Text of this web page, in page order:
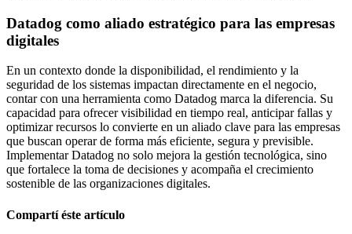
Datadog como aliado estratégico para las empresas
digitales
En un contexto donde la disponibilidad, el rendimiento y la
seguridad de los sistemas impactan directamente en el negocio,
contar con una herramienta como Datadog marca la diferencia. Su
capacidad para ofrecer visibilidad en tiempo real, anticipar fallas y
optimizar recursos lo convierte en un aliado clave para las empresas
que buscan operar de forma más eficiente, segura y previsible.
ImplementarDatadog no solo mejora la gestión tecnológica, sino
que fortalece la toma de decisiones y acompaña el crecimiento
sostenible de las organizaciones digitales.
Compartí éste artículo